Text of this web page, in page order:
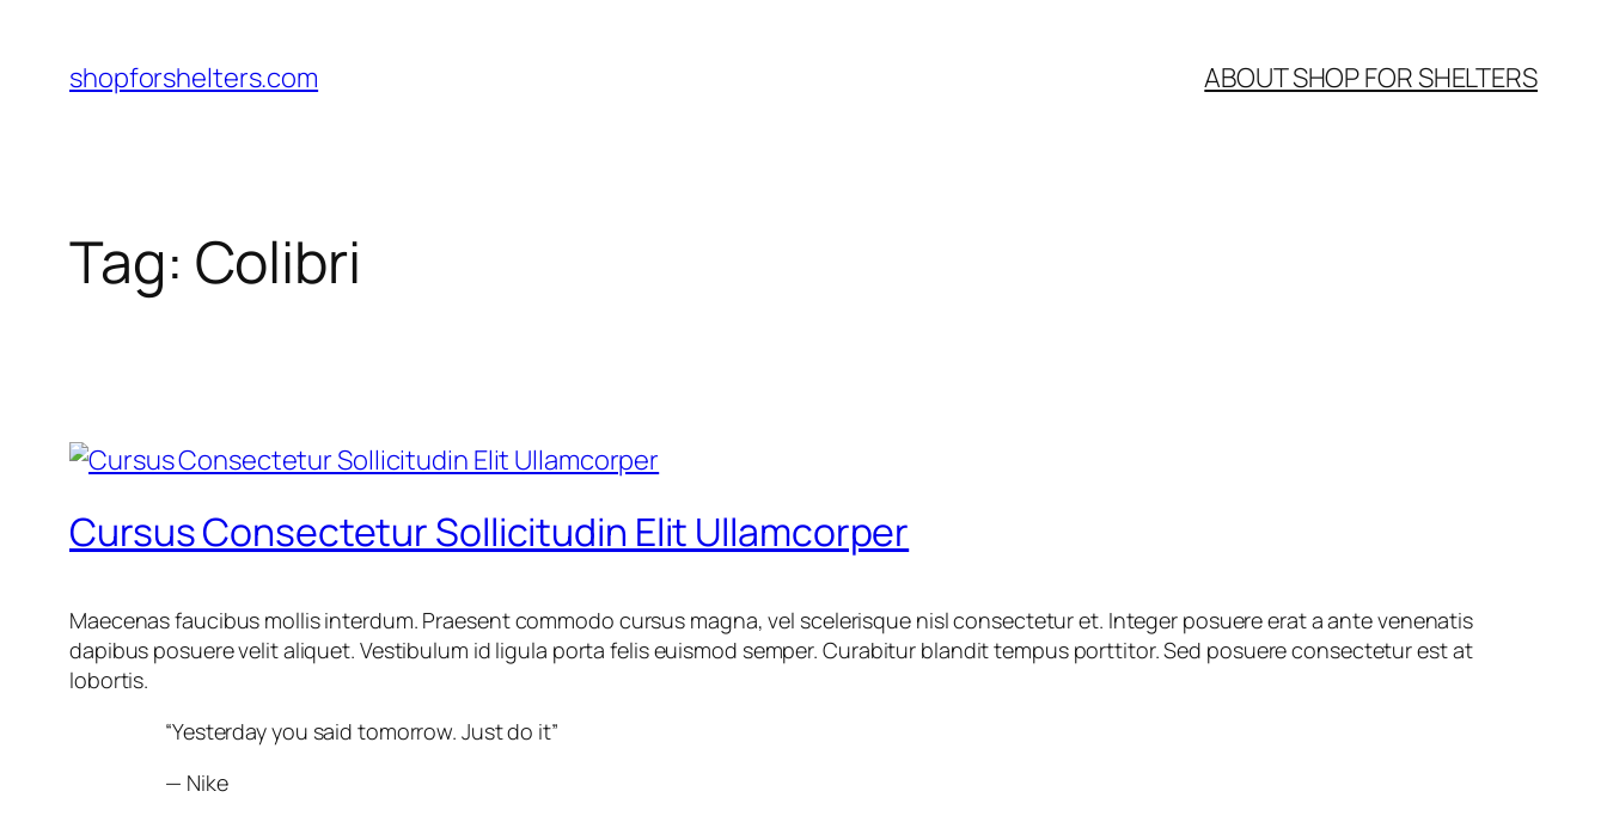
content
shopforshelters.com ABOUT SHOP FOR SHELTERS
Tag: Colibri
Cursus Consectetur Sollicitudin Elit Ullamcorper
Maecenas faucibus mollis interdum. Praesent commodo cursus magna, vel scelerisque nisl consectetur et. Integer posuere erat a ante venenatis
dapibus posuere velit aliquet. Vestibulum id ligula porta felis euismod semper. Curabitur blandit tempus porttitor. Sed posuere consectetur est at
lobortis.
“Yesterday you said tomorrow. Just do it”
— Nike